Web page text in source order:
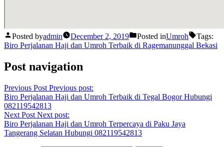
Posted byadmin December 2, 2019 Posted inUmroh
Tags:
Biro Perjalanan Haji dan Umroh Terbaik di Ragemanunggal Bekasi
Post navigation
Previous Post Previous post:
Biro Perjalanan Haji dan Umroh Terbaik di Tegal Bogor Hubungi
082119542813
Next Post Next post:
Biro Perjalanan Haji dan Umroh Terpercaya di Paku Jaya
Tangerang Selatan Hubungi 082119542813